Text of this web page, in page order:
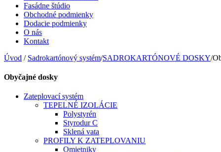
Fasádne štúdio
Obchodné podmienky
Dodacie podmienky
O nás
Kontakt
Úvod / Sadrokartónový systém/SADROKARTÓNOVÉ DOSKY/
Obyčajné dosky
Zateplovací systém
TEPELNÉ IZOLÁCIE
Polystyrén
Styrodur C
Sklená vata
PROFILY K ZATEPLOVANIU
Omietniky